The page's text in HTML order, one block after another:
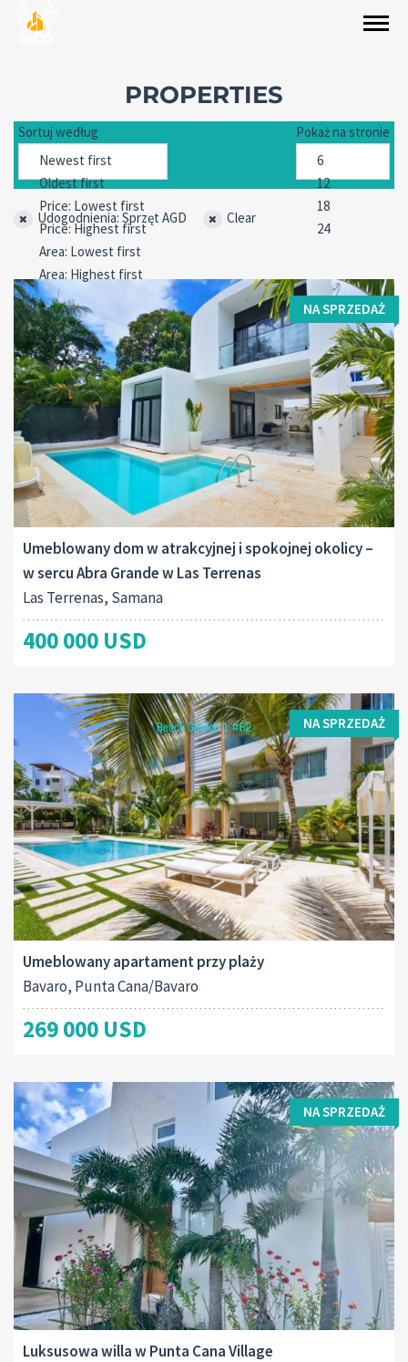
PROPERTIES
Sortuj według Pokaż na stronie
Udogodnienia: Sprzęt AGD Clear
NA SPRZEDAŻ
Umeblowany dom w atrakcyjnej i spokojnej okolicy –
w sercu Abra Grande w Las Terrenas
Las Terrenas, Samana
400 000 USD
NA SPRZEDAŻ
Umeblowany apartament przy plaży
Bavaro, Punta Cana/Bavaro
269 000 USD
NA SPRZEDAŻ
Luksusowa willa w Punta Cana Village